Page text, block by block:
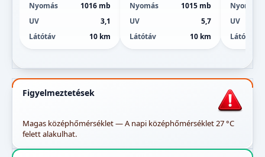
Nyomás
1016 mb
UV
3,1
Látótáv
10 km
Nyomás
1015 mb
UV
5,7
Látótáv
10 km
Nyomás
UV
Látótáv
Figyelmeztetések
Magas középhőmérséklet — A napi középhőmérséklet 27 °C
felett alakulhat.